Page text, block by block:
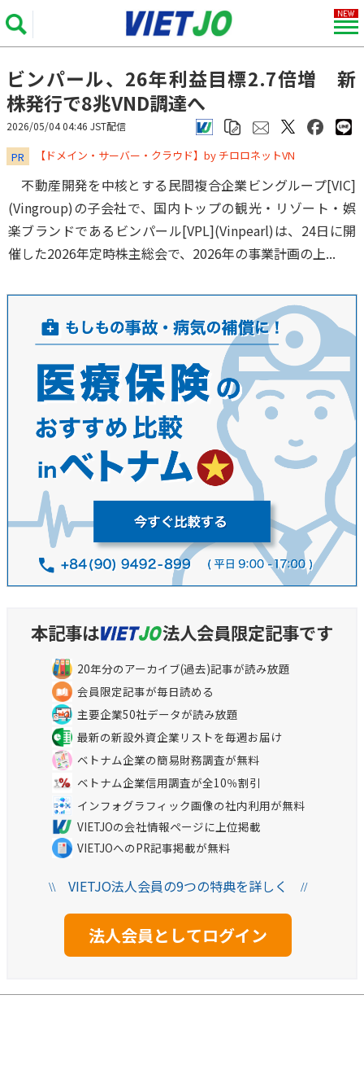
ビンパール、26年利益目標2.7倍増 新
株発行で8兆VND調達へ
2026/05/04 04:46 JST配信
PR ​​​​​​​【ドメイン・サーバー・クラウド】by チロロネットVN
不動産開発を中核とする民間複合企業ビングループ[VIC]
(Vingroup)の子会社で、国内トップの観光・リゾート・娯
楽ブランドであるビンパール[VPL](Vinpearl)は、24日に開
催した2026年定時株主総会で、2026年の事業計画の上...
本記事は 法人会員限定記事です
20年分のアーカイブ(過去)記事が読み放題
会員限定記事が毎日読める
主要企業50社データが読み放題
最新の新設外資企業リストを毎週お届け
ベトナム企業の簡易財務調査が無料
ベトナム企業信用調査が全10％割引
インフォグラフィック画像の社内利用が無料
VIETJOの会社情報ページに上位掲載
VIETJOへのPR記事掲載が無料
\\VIETJO法人会員の9つの特典を詳しく //